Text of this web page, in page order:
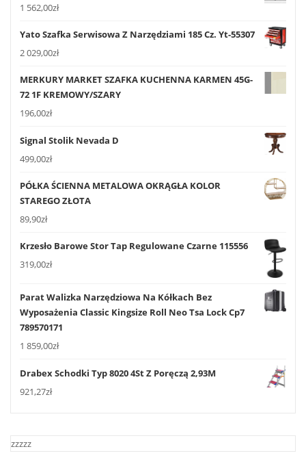
1 562,00zł
Yato Szafka Serwisowa Z Narzędziami 185 Cz. Yt-55307
2 029,00zł
MERKURY MARKET SZAFKA KUCHENNA KARMEN 45G-
72 1F KREMOWY/SZARY
196,00zł
Signal Stolik Nevada D
499,00zł
PÓŁKA ŚCIENNA METALOWA OKRĄGŁA KOLOR
STAREGO ZŁOTA
89,90zł
Krzesło Barowe Stor Tap Regulowane Czarne 115556
319,00zł
Parat Walizka Narzędziowa Na Kółkach Bez
Wyposażenia Classic Kingsize Roll Neo Tsa Lock Cp7
789570171
1 859,00zł
Drabex Schodki Typ 8020 4St Z Poręczą 2,93M
921,27zł
zzzzz